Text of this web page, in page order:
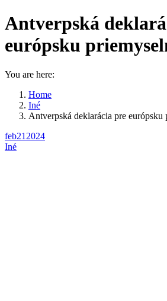
Antverpská
európsku
You are here:
Home
Iné
Antverpská deklarácia pre
feb21 2024
Iné